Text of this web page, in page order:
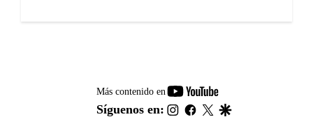
Más contenido en
youtube-
footer
Síguenos en: instagram
facebook
twitter